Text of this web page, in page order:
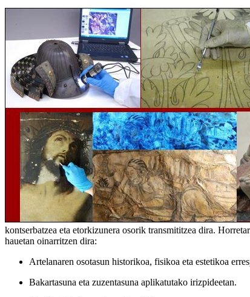
kontserbatzea eta etorkizunera osorik transmititzea dira.
hauetan oinarritzen dira:
Artelanaren osotasun historikoa, fisikoa eta estetikoa
Bakartasuna eta zuzentasuna aplikatutako irizpideetan.